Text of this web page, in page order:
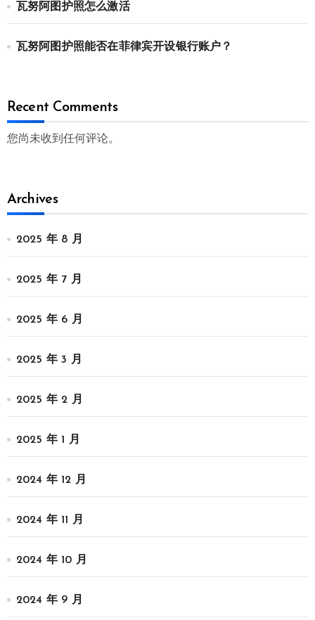
瓦努阿图护照怎么激活
瓦努阿图护照能否在菲律宾开设银行账户？
Recent Comments
您尚未收到任何评论。
Archives
2025 年 8 月
2025 年 7 月
2025 年 6 月
2025 年 3 月
2025 年 2 月
2025 年 1 月
2024 年 12 月
2024 年 11 月
2024 年 10 月
2024 年 9 月